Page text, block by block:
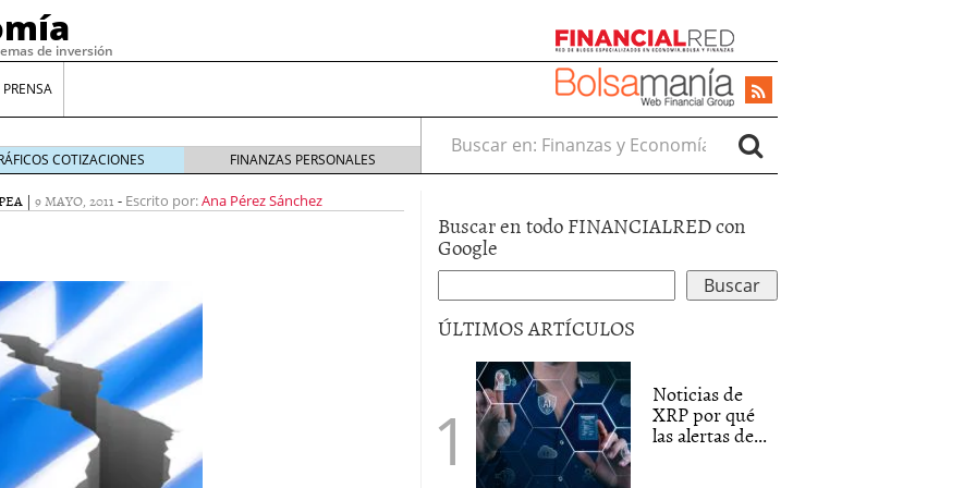
de inversión
¿Por qué el Préstamo Promotor privado
12 de diciembre de 2025
aprovechar esta opción para gestionar tus
de 2025
es una decisión financiera: cómo anticiparte
COTIZACIONES FINANZAS PERSONALES
Buscar en:
| 9 MAYO, 2011 - Escrito por:Ana Pérez Sánchez
Buscar en todo FINANCIALRED con
Google
ÚLTIMOS ARTÍCULOS
Noticias de
XRP por qué
las alertas de...